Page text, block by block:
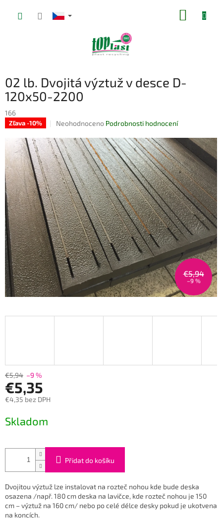
02 lb. Dvojitá výztuž v desce D-
120x50-2200
166
Zľava -10%
Průměrné
produktu
je
0,0
z
5
hvězdiček.
Neohodnoceno Podrobnosti hodnocení
€5,94
–9 %
€5,94 –9 %
€5,35
€4,35 bez DPH
cena:
Skladom
Přidat do košíku
Dvojitou výztuž lze instalovat na rozteč nohou kde bude deska
osazena /např. 180 cm deska na lavičce, kde rozteč nohou je 150
cm – výztuž na 160 cm/ nebo po celé délce desky pokud je ukotvena
na koncích.